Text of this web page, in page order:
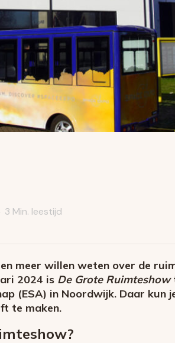
3 Min. leestijd
meer willen weten over de
2024 is De Grote Ruimteshow
(ESA) in Noordwijk. Daar kun
te maken.